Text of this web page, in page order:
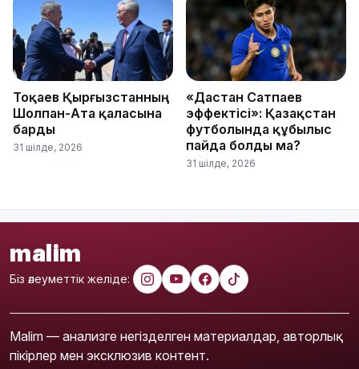
Тоқаев Қырғызстанның
Шолпан-Ата қаласына
барды
31 шілде, 2026
«Дастан Сатпаев
эффектісі»: Қазақстан
футболында құбылыс
пайда болды ма?
31 шілде, 2026
malim
Біз әлеуметтік желіде:
Malim — анализге негізделген материалдар, авторлық
пікірлер мен эксклюзив контент.